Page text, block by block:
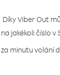
Díky Viber Out
jakékoli číslo
za minutu volání